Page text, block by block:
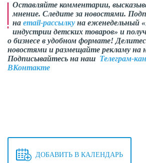
Оставляйте комментарии,
мнение. Следите за новостями.
на email-рассылку на еженедельный
индустрии детских товаров» и
о бизнесе в удобном формате!
новостями и размещайте рекламу на
Подписывайтесь на наш Телеграм-
ВКонтакте
ДОБАВИТЬ В КАЛЕНДАРЬ